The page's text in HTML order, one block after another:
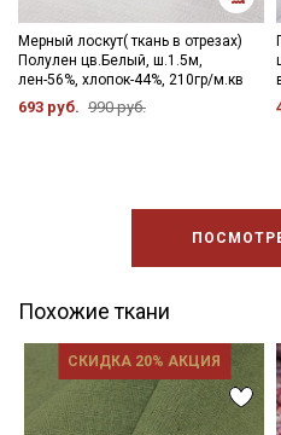
Мерный лоскут( ткань в отрезах)
Полулен цв.Белый, ш.1.5м,
лен-56%, хлопок-44%, 210гр/м.кв
693 руб. 990 руб.
Похожие ткани
СКИДКА 20% АКЦИЯ